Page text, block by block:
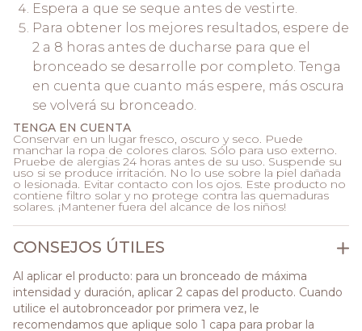
Espera a que se seque antes de vestirte.
Para obtener los mejores resultados, espere de
2 a 8 horas antes de ducharse para que el
bronceado se desarrolle por completo. Tenga
en cuenta que cuanto más espere, más oscura
se volverá su bronceado.
TENGA EN CUENTA
Conservar en un lugar fresco, oscuro y seco. Puede
manchar la ropa de colores claros. Sólo para uso externo.
Pruebe de alergias 24 horas antes de su uso. Suspende su
uso si se produce irritación. No lo use sobre la piel dañada
o lesionada. Evitar contacto con los ojos. Este producto no
contiene filtro solar y no protege contra las quemaduras
solares. ¡Mantener fuera del alcance de los niños!
CONSEJOS ÚTILES
Al aplicar el producto: para un bronceado de máxima
intensidad y duración, aplicar 2 capas del producto. Cuando
utilice el autobronceador por primera vez, le
recomendamos que aplique solo 1 capa para probar la